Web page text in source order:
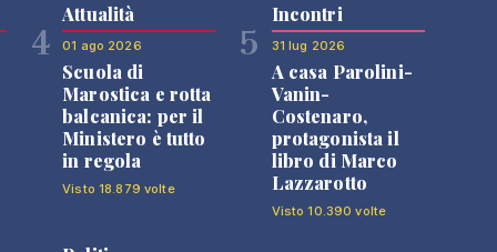
4
Attualità
01 ago 2026
Scuola di
Marostica e rotta
balcanica: per il
Ministero è tutto
in regola
Visto 18.879 volte
5
Incontri
31 lug 2026
A casa Parolini-
Vanin-
Costenaro,
protagonista il
libro di Marco
Lazzarotto
Visto 10.390 volte